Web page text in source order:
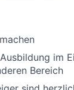
im
Bereich